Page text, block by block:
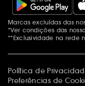
Singles' Day
Black Friday
Cyber Monday
Blue Monday
Menções
Marcas excluídas das
*Ver condições das
**Exclusividade na rede
Política de
Preferências de